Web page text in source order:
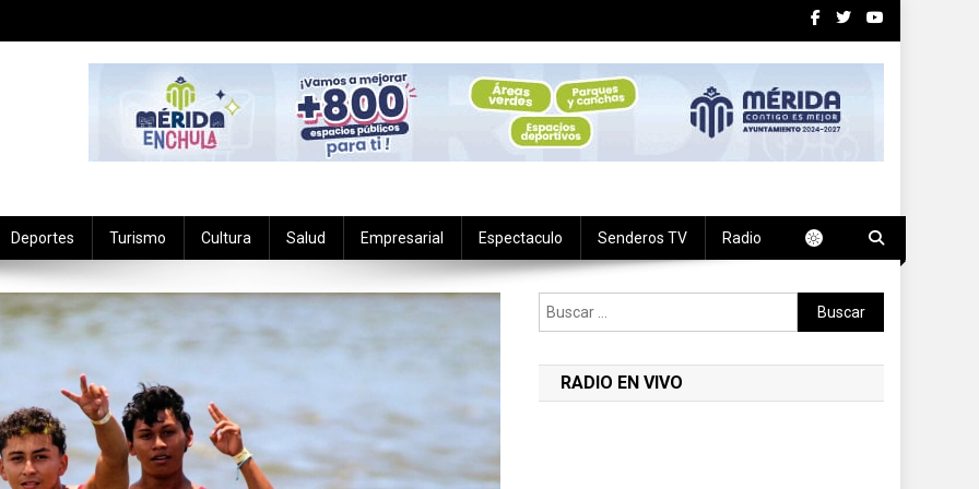
Deportes Turismo Cultura Salud Empresarial Espectaculo Senderos TV Radio
Buscar:
RADIO EN VIVO